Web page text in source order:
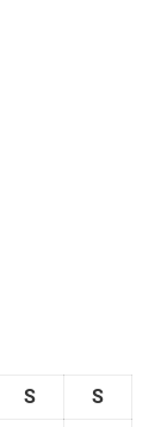
S
S